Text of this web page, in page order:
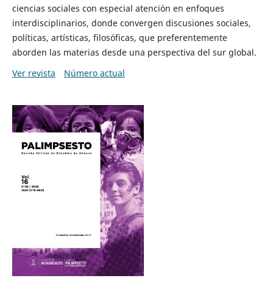
ciencias sociales con especial atención en enfoques
interdisciplinarios, donde convergen discusiones sociales,
políticas, artísticas, filosóficas, que preferentemente
aborden las materias desde una perspectiva del sur global.
Ver revista
Número actual